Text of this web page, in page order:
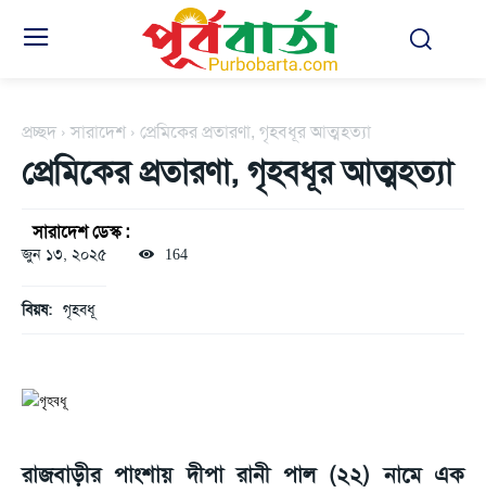
প্রচ্ছদ সারাদেশ প্রেমিকের প্রতারণা, গৃহবধূর আত্মহত্যা
প্রেমিকের প্রতারণা, গৃহবধূর আত্মহত্যা
সারাদেশ ডেস্ক :
জুন ১৩, ২০২৫ 164
বিয়ষ: গৃহবধূ
রাজবাড়ীর পাংশায় দীপা রানী পাল (২২) নামে এক